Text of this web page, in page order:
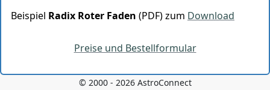
Beispiel Radix Roter Faden (PDF) zum Download
Preise und Bestellformular
© 2000 - 2026 AstroConnect